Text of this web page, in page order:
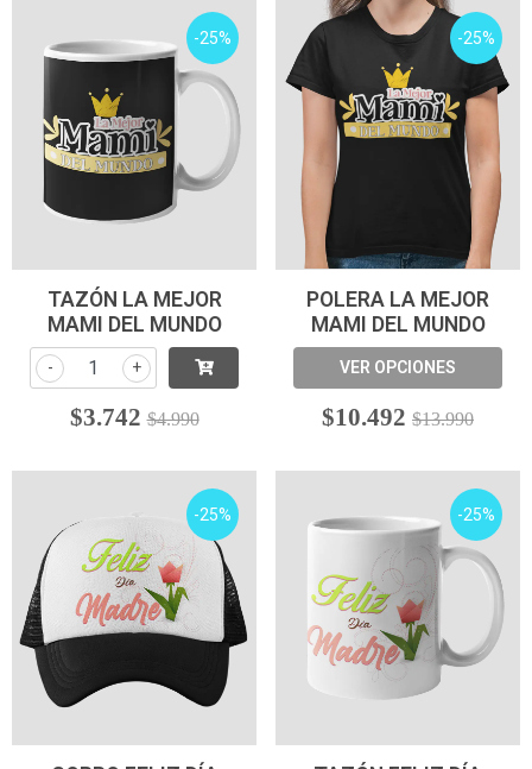
-25%
TAZÓN LA MEJOR
MAMI DEL MUNDO
+
-
$3.742 $4.990
-25%
POLERA LA MEJOR
MAMI DEL MUNDO
VER OPCIONES
$10.492 $13.990
-25% -25%